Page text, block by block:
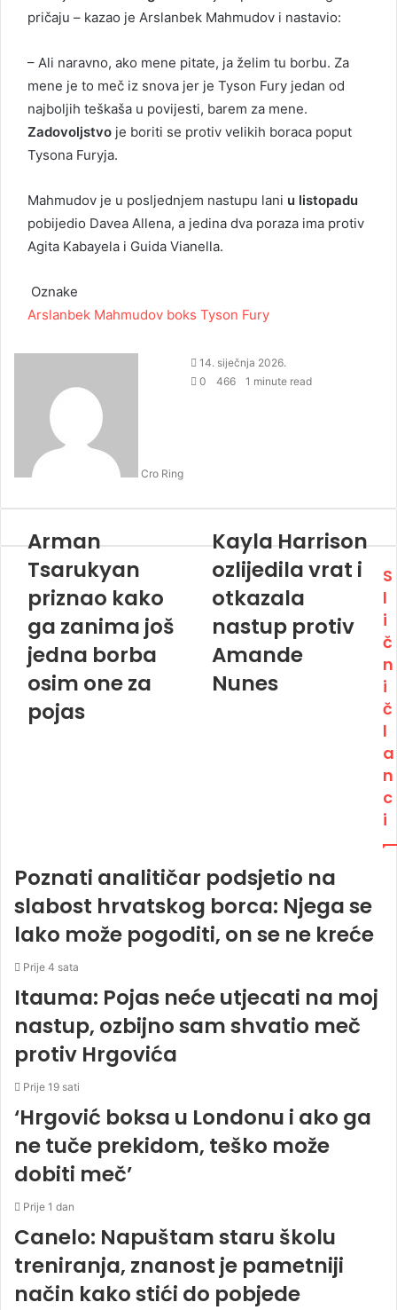
pričaju – kazao je Arslanbek Mahmudov i nastavio:
– Ali naravno, ako mene pitate, ja želim tu borbu. Za
mene je to meč iz snova jer je Tyson Fury jedan od
najboljih teškaša u povijesti, barem za mene.
Zadovoljstvo je boriti se protiv velikih boraca poput
Tysona Furyja.
Mahmudov je u posljednjem nastupu lani u listopadu
pobijedio Davea Allena, a jedina dva poraza ima protiv
Agita Kabayela i Guida Vianella.
Oznake
Arslanbek Mahmudov boks Tyson Fury
Cro Ring
14. siječnja 2026.
0
466 1 minute read
Arman
Tsarukyan
priznao kako
ga zanima još
jedna borba
osim one za
pojas
Kayla Harrison
ozlijedila vrat i
otkazala
nastup protiv
Amande
Nunes
S
l
i
č
n
i
č
l
a
n
c
i
Poznati analitičar podsjetio na
slabost hrvatskog borca: Njega se
lako može pogoditi, on se ne kreće
Prije 4 sata
Itauma: Pojas neće utjecati na moj
nastup, ozbijno sam shvatio meč
protiv Hrgovića
Prije 19 sati
‘Hrgović boksa u Londonu i ako ga
ne tuče prekidom, teško može
dobiti meč’
Prije 1 dan
Canelo: Napuštam staru školu
treniranja, znanost je pametniji
način kako stići do pobjede